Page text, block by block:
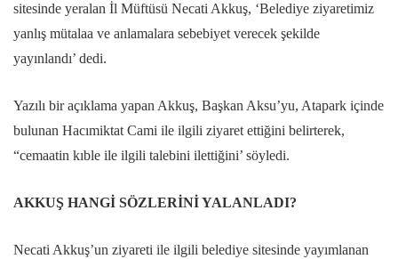
sitesinde yeralan İl Müftüsü Necati Akkuş, ‘Belediye ziyaretimiz
yanlış mütalaa ve anlamalara sebebiyet verecek şekilde
yayınlandı’ dedi.
Yazılı bir açıklama yapan Akkuş, Başkan Aksu’yu, Atapark içinde
bulunan Hacımiktat Cami ile ilgili ziyaret ettiğini belirterek,
“cemaatin kıble ile ilgili talebini ilettiğini’ söyledi.
AKKUŞ HANGİ SÖZLERİNİ YALANLADI?
Necati Akkuş’un ziyareti ile ilgili belediye sitesinde yayımlanan